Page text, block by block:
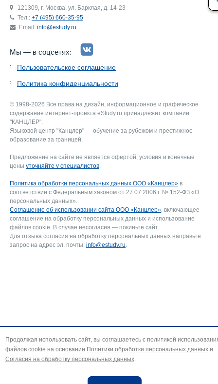
121309, г. Москва, ул. Барклая, д. 14-23
Тел.: +7 (495) 660-35-95
Email: info@estudy.ru
Мы — в соцсетях:
Пользовательское соглашение
Политика конфиденциальности
© 1998-2026 Все права на дизайн, информационное и графическое
содержание интернет-проекта eStudy.ru принадлежит компании
"КАНЦЛЕР".
Языковой центр "Канцлер" — обучение за рубежом и престижное
образование за границей.
Предложение на сайте не является офертой, условия и конечные
цены уточняйте у специалистов
Политика обработки персональных данных ООО «Канцлер» в
соответствии с Федеральным законом от 27.07.2006 г. № 152-ФЗ «О
персональных данных».
Соглашение об использовании сайта ООО «Канцлер» , включающее
соглашение на обработку персональных данных и использование
файлов cookie. В случае несогласия — покиньте сайт.
Для отзыва согласия на обработку персональных данных направьте
запрос на адрес эл. почты: info@estudy.ru
Продолжая использовать сайт, вы соглашаетесь с политикой
файлов cookie на основании Политики обработки персональных данных и
Согласия на обработку персональных данных.